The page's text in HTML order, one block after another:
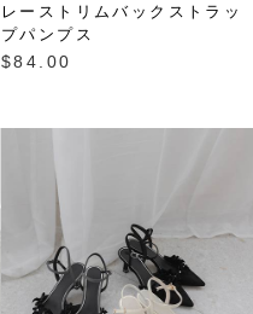
レーストリムバックストラッ
プパンプス
$‌84.00